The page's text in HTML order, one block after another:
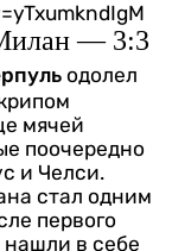
— 3:3
одолел
мячей
поочередно
и Челси.
стал одним
первого
нашли в себе